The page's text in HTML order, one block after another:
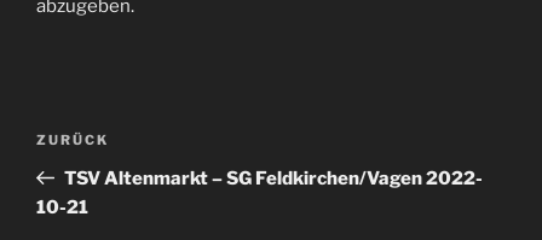
abzugeben.
ZURÜCK
TSV Altenmarkt – SG Feldkirchen/Vagen 2022-
10-21